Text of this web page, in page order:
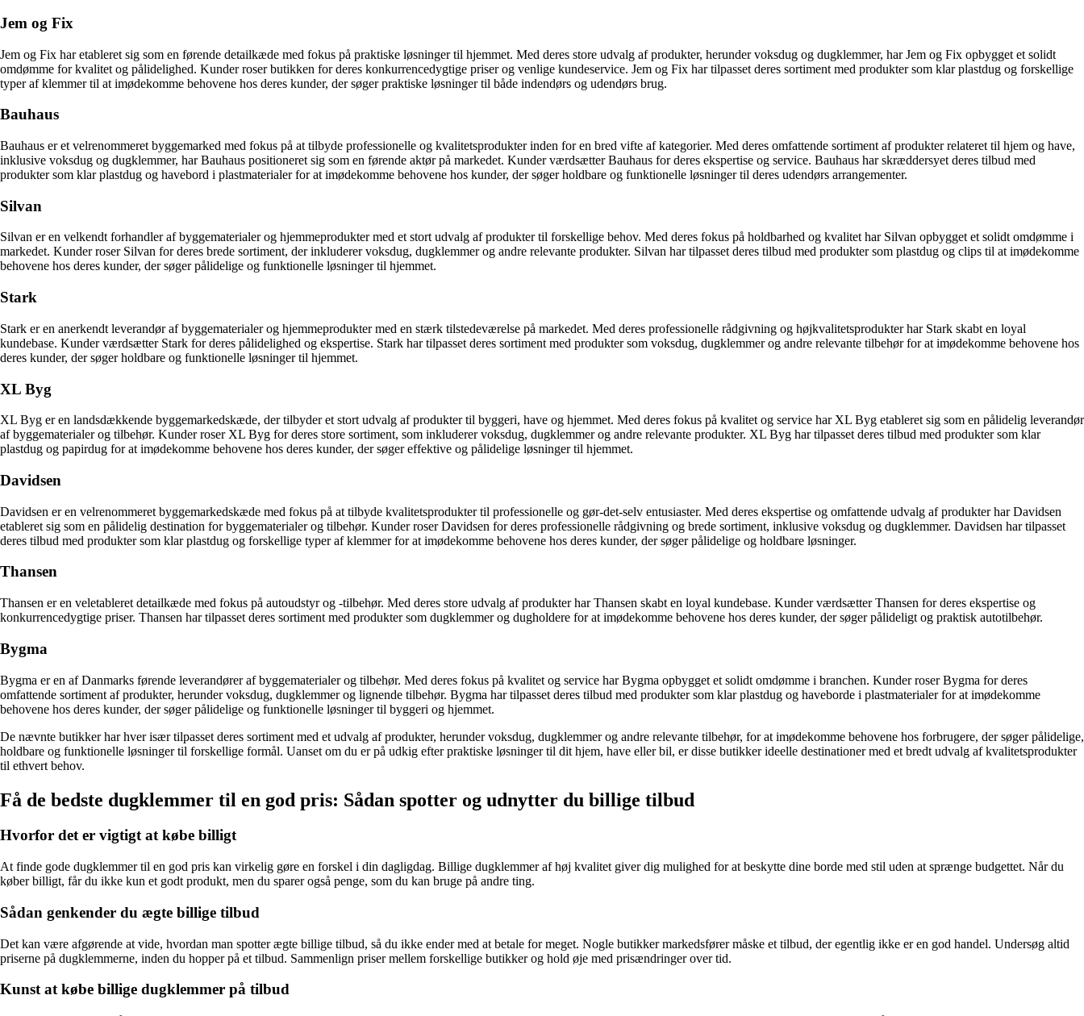
Jem og Fix
Jem og Fix har etableret sig som en førende detailkæde med fokus på praktiske løsninger til hjemmet. Med deres store udvalg af produkter, herunder voksdug og dugklemmer, har Jem og Fix opbygget et solidt
omdømme for kvalitet og pålidelighed. Kunder roser butikken for deres konkurrencedygtige priser og venlige kundeservice. Jem og Fix har tilpasset deres sortiment med produkter som klar plastdug og forskellige
typer af klemmer til at imødekomme behovene hos deres kunder, der søger praktiske løsninger til både indendørs og udendørs brug.
Bauhaus
Bauhaus er et velrenommeret byggemarked med fokus på at tilbyde professionelle og kvalitetsprodukter inden for en bred vifte af kategorier. Med deres omfattende sortiment af produkter relateret til hjem og have,
inklusive voksdug og dugklemmer, har Bauhaus positioneret sig som en førende aktør på markedet. Kunder værdsætter Bauhaus for deres ekspertise og service. Bauhaus har skræddersyet deres tilbud med
produkter som klar plastdug og havebord i plastmaterialer for at imødekomme behovene hos kunder, der søger holdbare og funktionelle løsninger til deres udendørs arrangementer.
Silvan
Silvan er en velkendt forhandler af byggematerialer og hjemmeprodukter med et stort udvalg af produkter til forskellige behov. Med deres fokus på holdbarhed og kvalitet har Silvan opbygget et solidt omdømme i
markedet. Kunder roser Silvan for deres brede sortiment, der inkluderer voksdug, dugklemmer og andre relevante produkter. Silvan har tilpasset deres tilbud med produkter som plastdug og clips til at imødekomme
behovene hos deres kunder, der søger pålidelige og funktionelle løsninger til hjemmet.
Stark
Stark er en anerkendt leverandør af byggematerialer og hjemmeprodukter med en stærk tilstedeværelse på markedet. Med deres professionelle rådgivning og højkvalitetsprodukter har Stark skabt en loyal
kundebase. Kunder værdsætter Stark for deres pålidelighed og ekspertise. Stark har tilpasset deres sortiment med produkter som voksdug, dugklemmer og andre relevante tilbehør for at imødekomme behovene hos
deres kunder, der søger holdbare og funktionelle løsninger til hjemmet.
XL Byg
XL Byg er en landsdækkende byggemarkedskæde, der tilbyder et stort udvalg af produkter til byggeri, have og hjemmet. Med deres fokus på kvalitet og service har XL Byg etableret sig som en pålidelig leverandør
af byggematerialer og tilbehør. Kunder roser XL Byg for deres store sortiment, som inkluderer voksdug, dugklemmer og andre relevante produkter. XL Byg har tilpasset deres tilbud med produkter som klar
plastdug og papirdug for at imødekomme behovene hos deres kunder, der søger effektive og pålidelige løsninger til hjemmet.
Davidsen
Davidsen er en velrenommeret byggemarkedskæde med fokus på at tilbyde kvalitetsprodukter til professionelle og gør-det-selv entusiaster. Med deres ekspertise og omfattende udvalg af produkter har Davidsen
etableret sig som en pålidelig destination for byggematerialer og tilbehør. Kunder roser Davidsen for deres professionelle rådgivning og brede sortiment, inklusive voksdug og dugklemmer. Davidsen har tilpasset
deres tilbud med produkter som klar plastdug og forskellige typer af klemmer for at imødekomme behovene hos deres kunder, der søger pålidelige og holdbare løsninger.
Thansen
Thansen er en veletableret detailkæde med fokus på autoudstyr og -tilbehør. Med deres store udvalg af produkter har Thansen skabt en loyal kundebase. Kunder værdsætter Thansen for deres ekspertise og
konkurrencedygtige priser. Thansen har tilpasset deres sortiment med produkter som dugklemmer og dugholdere for at imødekomme behovene hos deres kunder, der søger pålideligt og praktisk autotilbehør.
Bygma
Bygma er en af Danmarks førende leverandører af byggematerialer og tilbehør. Med deres fokus på kvalitet og service har Bygma opbygget et solidt omdømme i branchen. Kunder roser Bygma for deres
omfattende sortiment af produkter, herunder voksdug, dugklemmer og lignende tilbehør. Bygma har tilpasset deres tilbud med produkter som klar plastdug og haveborde i plastmaterialer for at imødekomme
behovene hos deres kunder, der søger pålidelige og funktionelle løsninger til byggeri og hjemmet.
De nævnte butikker har hver især tilpasset deres sortiment med et udvalg af produkter, herunder voksdug, dugklemmer og andre relevante tilbehør, for at imødekomme behovene hos forbrugere, der søger pålidelige,
holdbare og funktionelle løsninger til forskellige formål. Uanset om du er på udkig efter praktiske løsninger til dit hjem, have eller bil, er disse butikker ideelle destinationer med et bredt udvalg af kvalitetsprodukter
til ethvert behov.
Få de bedste dugklemmer til en god pris: Sådan spotter og udnytter du billige tilbud
Hvorfor det er vigtigt at købe billigt
At finde gode dugklemmer til en god pris kan virkelig gøre en forskel i din dagligdag. Billige dugklemmer af høj kvalitet giver dig mulighed for at beskytte dine borde med stil uden at sprænge budgettet. Når du
køber billigt, får du ikke kun et godt produkt, men du sparer også penge, som du kan bruge på andre ting.
Sådan genkender du ægte billige tilbud
Det kan være afgørende at vide, hvordan man spotter ægte billige tilbud, så du ikke ender med at betale for meget. Nogle butikker markedsfører måske et tilbud, der egentlig ikke er en god handel. Undersøg altid
priserne på dugklemmerne, inden du hopper på et tilbud. Sammenlign priser mellem forskellige butikker og hold øje med prisændringer over tid.
Kunst at købe billige dugklemmer på tilbud